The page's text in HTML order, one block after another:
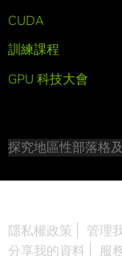
CUDA
訓練課程
GPU 科技大會
探究地區性部落格
隱私權政策 管理
分享我的資料
服